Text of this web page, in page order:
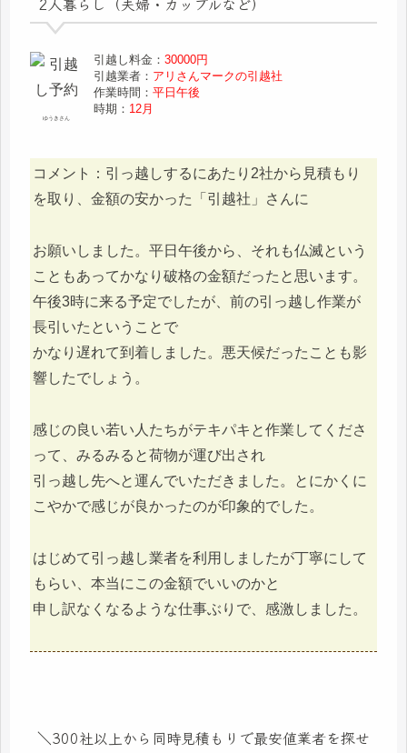
ゆうきさん
引越し料金：30000円
引越業者： アリさんマークの引越社
作業時間：平日午後
時期： 12月
コメント：引っ越しするにあたり2社から見積もり
を取り、金額の安かった「引越社」さんに
お願いしました。平日午後から、それも仏滅という
こともあってかなり破格の金額だったと思います。
午後3時に来る予定でしたが、前の引っ越し作業が
長引いたということで
かなり遅れて到着しました。悪天候だったことも影
響したでしょう。
感じの良い若い人たちがテキパキと作業してくださ
って、みるみると荷物が運び出され
引っ越し先へと運んでいただきました。とにかくに
こやかで感じが良かったのが印象的でした。
はじめて引っ越し業者を利用しましたが丁寧にして
もらい、本当にこの金額でいいのかと
申し訳なくなるような仕事ぶりで、感激しました。
＼300社以上から同時見積もりで最安値業者を探せ